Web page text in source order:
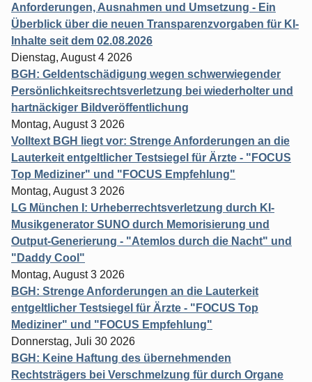
Anforderungen, Ausnahmen und Umsetzung - Ein
Überblick über die neuen Transparenzvorgaben für KI-
Inhalte seit dem 02.08.2026
Dienstag, August 4 2026
BGH: Geldentschädigung wegen schwerwiegender
Persönlichkeitsrechtsverletzung bei wiederholter und
hartnäckiger Bildveröffentlichung
Montag, August 3 2026
Volltext BGH liegt vor: Strenge Anforderungen an die
Lauterkeit entgeltlicher Testsiegel für Ärzte - "FOCUS
Top Mediziner" und "FOCUS Empfehlung"
Montag, August 3 2026
LG München I: Urheberrechtsverletzung durch KI-
Musikgenerator SUNO durch Memorisierung und
Output-Generierung - "Atemlos durch die Nacht" und
"Daddy Cool"
Montag, August 3 2026
BGH: Strenge Anforderungen an die Lauterkeit
entgeltlicher Testsiegel für Ärzte - "FOCUS Top
Mediziner" und "FOCUS Empfehlung"
Donnerstag, Juli 30 2026
BGH: Keine Haftung des übernehmenden
Rechtsträgers bei Verschmelzung für durch Organe